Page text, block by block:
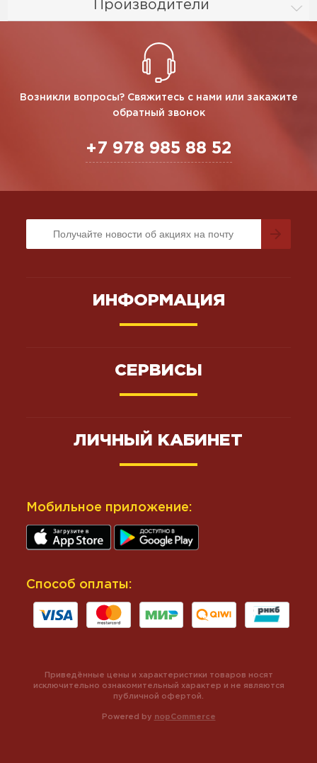
Производители
Возникли вопросы? Свяжитесь с нами или закажите
обратный звонок
+7 978 985 88 52
ИНФОРМАЦИЯ
СЕРВИСЫ
ЛИЧНЫЙ КАБИНЕТ
Мобильное приложение:
Способ оплаты:
Powered by nopCommerce
Приведённые цены и характеристики товаров носят
исключительно ознакомительный характер и не являются
публичной офертой.